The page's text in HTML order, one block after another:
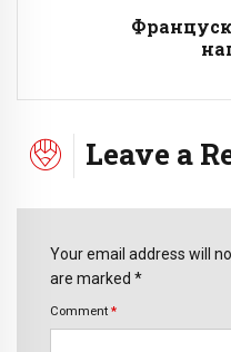
Leave a
Your email address will
are marked *
Comment *